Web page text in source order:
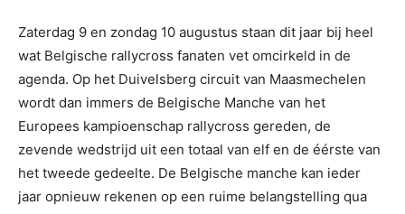
Zaterdag 9 en zondag 10 augustus staan dit jaar bij heel
wat Belgische rallycross fanaten vet omcirkeld in de
agenda. Op het Duivelsberg circuit van Maasmechelen
wordt dan immers de Belgische Manche van het
Europees kampioenschap rallycross gereden, de
zevende wedstrijd uit een totaal van elf en de éérste van
het tweede gedeelte. De Belgische manche kan ieder
jaar opnieuw rekenen op een ruime belangstelling qua